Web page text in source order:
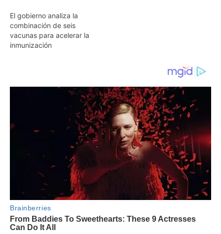
El gobierno analiza la
combinación de seis
vacunas para acelerar la
inmunización